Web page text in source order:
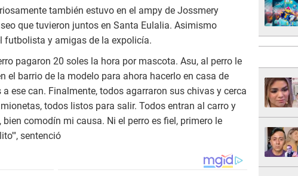
también estuvo en el ampy de Jossmery
que tuvieron juntos en Santa Eulalia. Asimismo
futbolista y amigas de la expolicía.
pagaron 20 soles la hora por mascota. Asu, al perro le
el barrio de la modelo para ahora hacerlo en casa de
ese can. Finalmente, todos agarraron sus chivas y cerca
todos listos para salir. Todos entran al carro y
comodín mi causa. Ni el perro es fiel, primero le
sentenció